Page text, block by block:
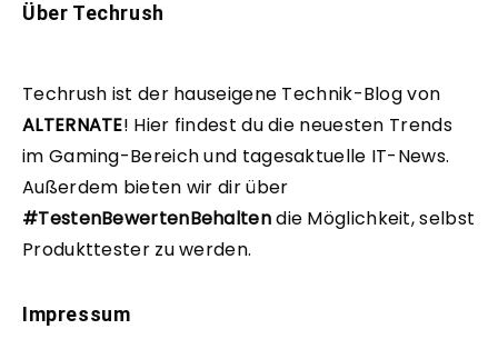
Über Techrush
Techrush ist der hauseigene Technik-Blog von
ALTERNATE! Hier findest du die neuesten Trends
im Gaming-Bereich und tagesaktuelle IT-News.
Außerdem bieten wir dir über
#TestenBewertenBehaltendie Möglichkeit, selbst
Produkttester zu werden.
Impressum